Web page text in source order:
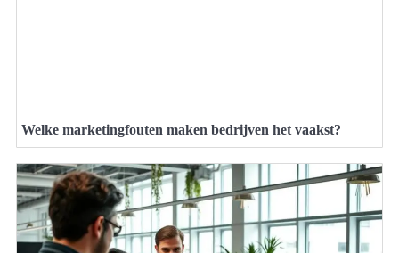
Welke marketingfouten maken bedrijven het vaakst?